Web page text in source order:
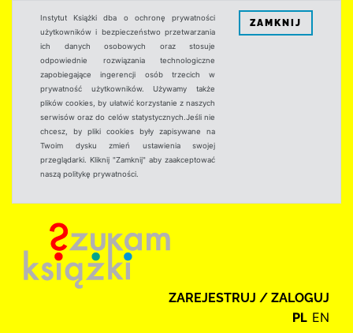
Instytut Książki dba o ochronę prywatności
użytkowników i bezpieczeństwo przetwarzania
ich danych osobowych oraz stosuje
odpowiednie rozwiązania technologiczne
zapobiegające ingerencji osób trzecich w
prywatność użytkowników. Używamy także
plików cookies, by ułatwić korzystanie z naszych
serwisów oraz do celów statystycznych.Jeśli nie
chcesz, by pliki cookies były zapisywane na
Twoim dysku zmień ustawienia swojej
przeglądarki. Kliknij "Zamknij" aby zaakceptować
naszą politykę prywatności.
ZAMKNIJ
ZAREJESTRUJ / ZALOGUJ
PL EN